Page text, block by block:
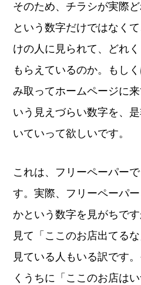
そのため、チラシが実際
という数字だけではなく
けの人に見られて、どれ
もらえているのか。もし
み取ってホームページに
いう見えづらい数字を、
いていって欲しいです。
これは、フリーペーパー
す。実際、フリーペーパ
かという数字を見がちで
見て「ここのお店出てる
見ている人もいる訳です
くうちに「ここのお店は